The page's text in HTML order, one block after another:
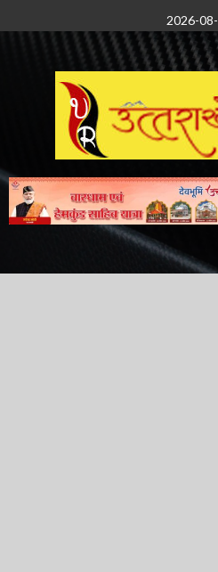
to
2026-